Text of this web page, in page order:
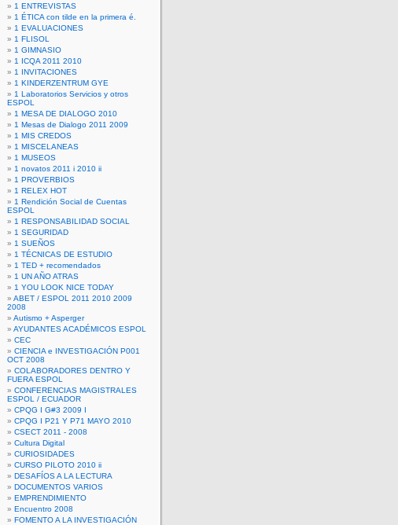
1 ENTREVISTAS
1 ÉTICA con tilde en la primera é.
1 EVALUACIONES
1 FLISOL
1 GIMNASIO
1 ICQA 2011 2010
1 INVITACIONES
1 KINDERZENTRUM GYE
1 Laboratorios Servicios y otros
ESPOL
1 MESA DE DIALOGO 2010
1 Mesas de Dialogo 2011 2009
1 MIS CREDOS
1 MISCELANEAS
1 MUSEOS
1 novatos 2011 i 2010 ii
1 PROVERBIOS
1 RELEX HOT
1 Rendición Social de Cuentas
ESPOL
1 RESPONSABILIDAD SOCIAL
1 SEGURIDAD
1 SUEÑOS
1 TÉCNICAS DE ESTUDIO
1 TED + recomendados
1 UN AÑO ATRAS
1 YOU LOOK NICE TODAY
ABET / ESPOL 2011 2010 2009
2008
Autismo + Asperger
AYUDANTES ACADÉMICOS ESPOL
CEC
CIENCIA e INVESTIGACIÓN P001
OCT 2008
COLABORADORES DENTRO Y
FUERA ESPOL
CONFERENCIAS MAGISTRALES
ESPOL / ECUADOR
CPQG I G#3 2009 I
CPQG I P21 Y P71 MAYO 2010
CSECT 2011 - 2008
Cultura Digital
CURIOSIDADES
CURSO PILOTO 2010 ii
DESAFÍOS A LA LECTURA
DOCUMENTOS VARIOS
EMPRENDIMIENTO
Encuentro 2008
FOMENTO A LA INVESTIGACIÓN